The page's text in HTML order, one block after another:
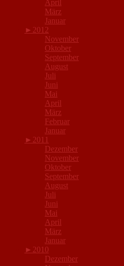
April
März
Januar
► 2012
November
Oktober
September
August
Juli
Juni
Mai
April
März
Februar
Januar
► 2011
Dezember
November
Oktober
September
August
Juli
Juni
Mai
April
März
Januar
► 2010
Dezember